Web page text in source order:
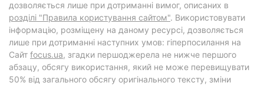
дозволяється лише при дотриманні вимог, описаних в
розділі "Правила користування сайтом". Використовувати
інформацію, розміщену на даному ресурсі, дозволяється
лише при дотриманні наступних умов: гіперпосилання на
Cайт focus.ua, згадки першоджерела не нижче першого
абзацу, обсягу використання, який не може перевищувати
50% від загального обсягу оригінального тексту, зміни